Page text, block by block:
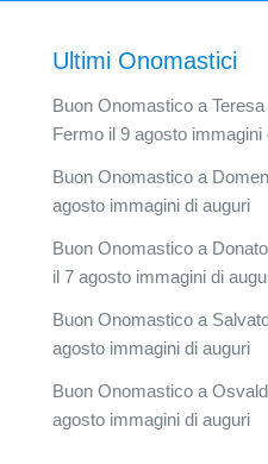
Ultimi Onomastici
Buon Onomastico a
Fermo il 9 agosto immagini
Buon Onomastico a
agosto immagini di auguri
Buon Onomastico a
il 7 agosto immagini di
Buon Onomastico a
agosto immagini di auguri
Buon Onomastico a
agosto immagini di auguri